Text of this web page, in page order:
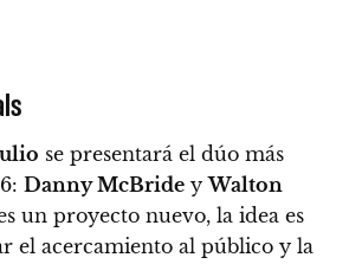
se presentará el dúo más
Danny McBride yWalton
un proyecto nuevo, la idea es
el acercamiento al público y la